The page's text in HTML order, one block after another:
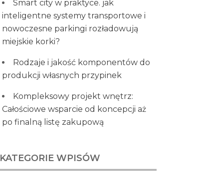
Smart city w praktyce. jak
inteligentne systemy transportowe i
nowoczesne parkingi rozładowują
miejskie korki?
Rodzaje i jakość komponentów do
produkcji własnych przypinek
Kompleksowy projekt wnętrz:
Całościowe wsparcie od koncepcji aż
po finalną listę zakupową
KATEGORIE WPISÓW